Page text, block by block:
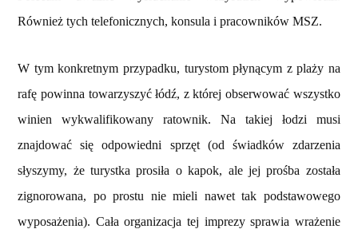
Również tych telefonicznych, konsula i pracowników MSZ.
W tym konkretnym przypadku, turystom płynącym z plaży na
rafę powinna towarzyszyć łódź, z której obserwować wszystko
winien wykwalifikowany ratownik. Na takiej łodzi musi
znajdować się odpowiedni sprzęt (od świadków zdarzenia
słyszymy, że turystka prosiła o kapok, ale jej prośba została
zignorowana, po prostu nie mieli nawet tak podstawowego
wyposażenia). Cała organizacja tej imprezy sprawia wrażenie